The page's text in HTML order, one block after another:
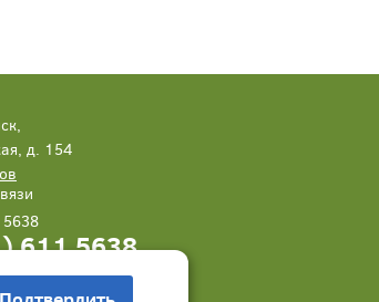
д. 154
611 5638
Заказать звонок